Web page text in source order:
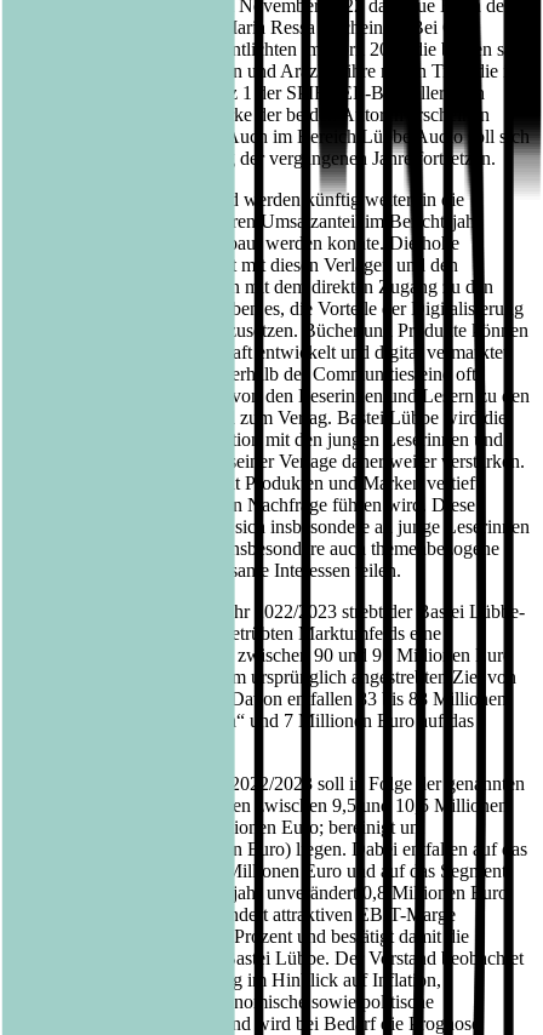
Im Sachbuchbereich wird im November 2022 das neue Buch der
Friedensnobelpreisträgerin Maria Ressa erscheinen. Bei CE
Community Editions veröffentlichten im April 2022 die beiden sehr
erfolgreichen Autoren Paluten und Arazhul ihre neuen Titel, die in
ihren jeweiligen Genres Platz 1 der SPIEGEL-Bestsellerlisten
erreichten. Die nächsten Werke der beiden Autoren erscheinen
bereits im November 2022. Auch im Bereich Lübbe Audio soll sich
die erfolgreiche Entwicklung der vergangenen Jahre fortsetzen.
Ein wichtiges Wachstumsfeld werden künftig weiterhin die
Community-Verlage sein, deren Umsatzanteil im Berichtsjahr
bereits auf 27 Prozent ausgebaut werden konnte. Die hohe
Identifikation der Leserschaft mit diesen Verlagen und den
verlegten Büchern verbunden mit dem direkten Zugang zu den
Leserinnen und Lesern erlauben es, die Vorteile der Digitalisierung
stärker im Verlagswesen umzusetzen. Bücher und Produkte können
zielgerichtet für die Leserschaft entwickelt und digital vermarktet
werden. Zugleich gibt es innerhalb der Communities eine oft
unmittelbare Rückkopplung von den Leserinnen und Lesern zu den
Autorinnen und Autoren und zum Verlag. Bastei Lübbe wird die
direkte, digitale Kommunikation mit den jungen Leserinnen und
Lesern in den Communities seiner Verlage daher weiter verstärken.
So kann die Identifikation mit Produkten und Marken vertieft
werden, was zu einer höheren Nachfrage führen wird. Diese
Community-Modelle richten sich insbesondere an junge Leserinnen
und Leser, adressieren aber insbesondere auch themenbezogene
Gemeinschaften, die gemeinsame Interessen teilen.
Für das laufende Geschäftsjahr 2022/2023 strebt der Bastei Lübbe-
Konzern auf Grund des eingetrübten Marktumfelds eine
Umsatzrange wie im Vorjahr zwischen 90 und 95 Millionen Euro
an und bleibt damit hinter dem ursprünglich angestrebten Ziel von
100 Millionen Euro zurück. Davon entfallen 83 bis 88 Millionen
Euro auf das Segment „Buch“ und 7 Millionen Euro auf das
Das EBIT im Geschäftsjahr 2022/2023 soll in Folge der genannten
gesamtwirtschaftlichen Risiken zwischen 9,5 und 10,5 Millionen
Euro (Berichtsjahr: 14,7 Millionen Euro; bereinigt um
Sondererträge: 12,1 Millionen Euro) liegen. Dabei entfallen auf das
Segment Buch 9,0 bis 10,0 Millionen Euro und auf das Segment
„Romanheft“ gegenüber Vorjahr unverändert 0,8 Millionen Euro.
Das entspräche einer unverändert attraktiven EBIT-Marge
zwischen 10 Prozent und 11 Prozent und bestätigt damit die
mittelfristige Prognose von Bastei Lübbe. Der Vorstand beobachtet
die weitere Marktentwicklung im Hinblick auf Inflation,
Lieferketten und weitere ökonomische sowie politische
Entwicklungen sehr genau und wird bei Bedarf die Prognose